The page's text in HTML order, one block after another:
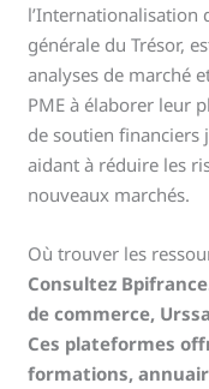
l’Internationalisation
générale du Trésor,
analyses de marché
PME à élaborer leur
de soutien financiers
aidant à réduire les
nouveaux marchés.
Où trouver les
Consultez
de commerce,
Ces plateformes
formations,